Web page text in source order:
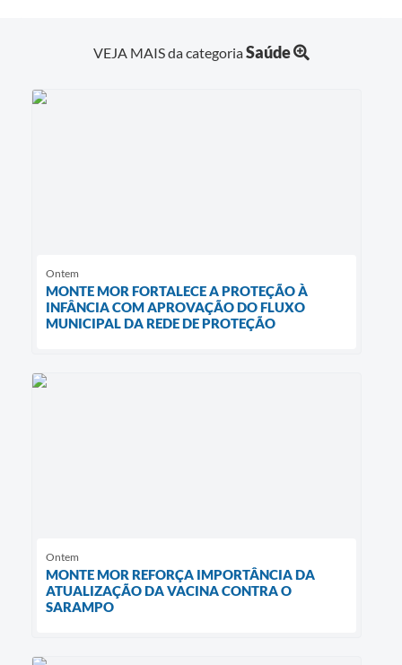
VEJA MAIS da categoriaSaúde
Ontem
MONTE MOR FORTALECE A PROTEÇÃO À
INFÂNCIA COM APROVAÇÃO DO FLUXO
MUNICIPAL DA REDE DE PROTEÇÃO
Ontem
MONTE MOR REFORÇA IMPORTÂNCIA DA
ATUALIZAÇÃO DA VACINA CONTRA O
SARAMPO